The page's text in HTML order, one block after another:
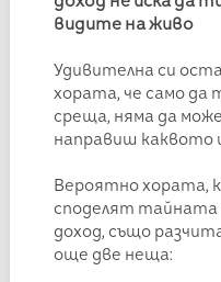
видите на живо
Удивителна си
хората, че само да
среща, няма да
направиш каквото
Вероятно хората,
споделят тайната
доход, също
още две неща: